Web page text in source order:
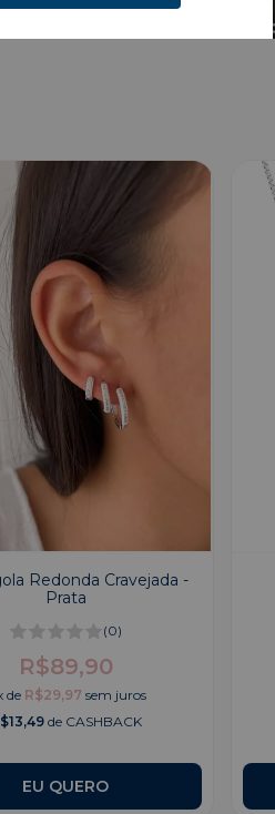
Redonda Cravejada -
Prata
(0)
R$89,90
de R$29,97 sem juros
de CASHBACK